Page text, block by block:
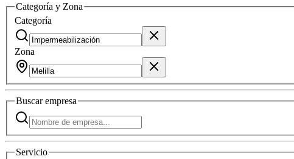
Categoría y Zona
Categoría
Zona
Buscarempresa
Servicio